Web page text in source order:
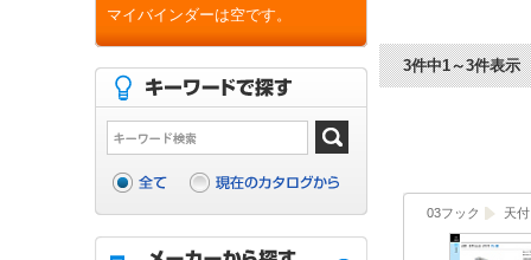
3件中1～3件表示
03フック 天
マイバインダーは空です。